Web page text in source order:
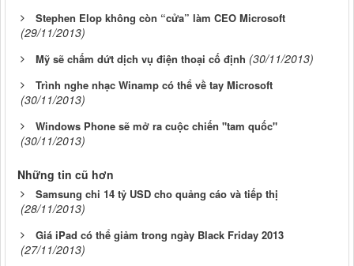
Stephen Elop không còn “cửa” làm CEO Microsoft
(29/11/2013)
Mỹ sẽ chấm dứt dịch vụ điện thoại cố định (30/11/2013)
Trình nghe nhạc Winamp có thể về tay Microsoft
(30/11/2013)
Windows Phone sẽ mở ra cuộc chiến "tam quốc"
(30/11/2013)
Những tin cũ hơn
Samsung chi 14 tỷ USD cho quảng cáo và tiếp thị
(28/11/2013)
Giá iPad có thể giảm trong ngày Black Friday 2013
(27/11/2013)